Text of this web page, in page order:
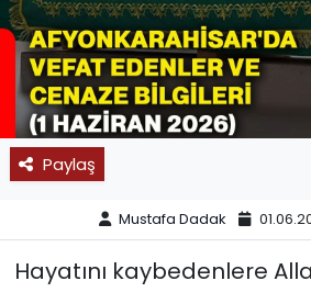
Paylaş
Mustafa Dadak
Hayatını kaybedenlere
11:11 MANŞET